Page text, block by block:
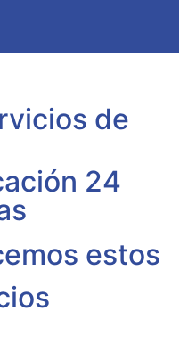
de
24
estos